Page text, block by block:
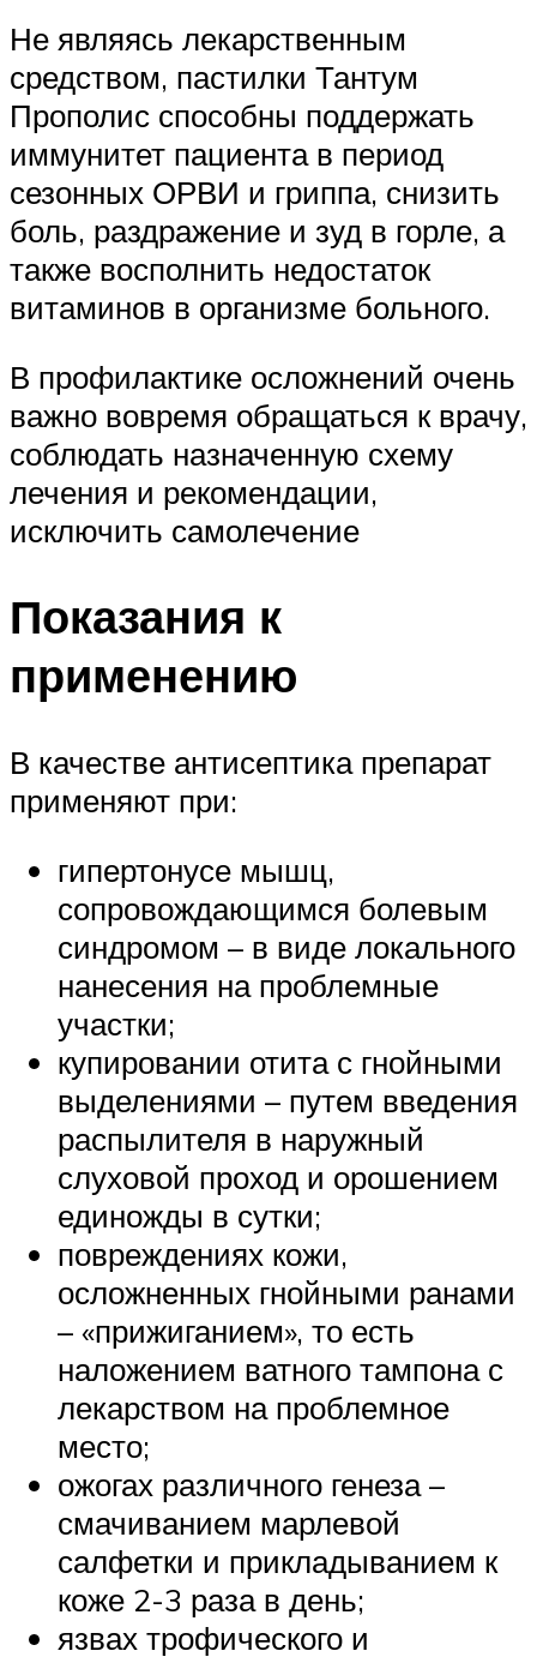
Не являясь лекарственным
средством, пастилки Тантум
Прополис способны поддержать
иммунитет пациента в период
сезонных ОРВИ и гриппа, снизить
боль, раздражение и зуд в горле, а
также восполнить недостаток
витаминов в организме больного.
В профилактике осложнений очень
важно вовремя обращаться к врачу,
соблюдать назначенную схему
лечения и рекомендации,
исключить самолечение
Показания к
применению
В качестве антисептика препарат
применяют при:
гипертонусе мышц,
сопровождающимся болевым
синдромом – в виде локального
нанесения на проблемные
участки;
купировании отита с гнойными
выделениями – путем введения
распылителя в наружный
слуховой проход и орошением
единожды в сутки;
повреждениях кожи,
осложненных гнойными ранами
– «прижиганием», то есть
наложением ватного тампона с
лекарством на проблемное
место;
ожогах различного генеза –
смачиванием марлевой
салфетки и прикладыванием к
коже 2-3 раза в день;
язвах трофического и